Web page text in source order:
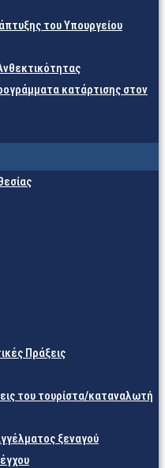
του Υπουργείου
κατάρτισης στον
Πράξεις
του τουρίστα/καταναλωτή
ξεναγού